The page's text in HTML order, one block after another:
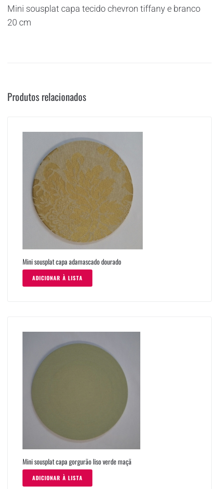
Mini sousplat capa tecido chevron tiffany e branco
20 cm
Produtos relacionados
Mini sousplat capa adamascado dourado
ADICIONAR À LISTA
Mini sousplat capa gorgurão liso verde maçã
ADICIONAR À LISTA